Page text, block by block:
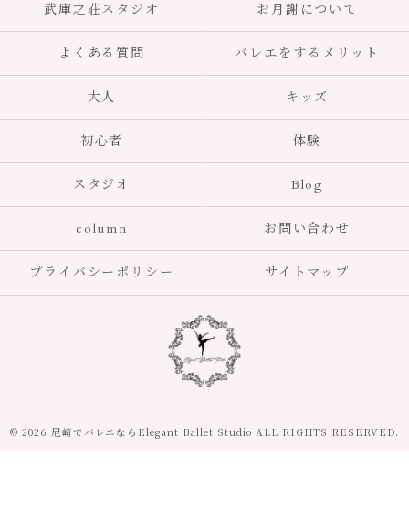
武庫之荘スタジオ お月謝について
よくある質問 バレエをするメリット
大人 キッズ
初心者 体験
スタジオ Blog
column お問い合わせ
プライバシーポリシー サイトマップ
© 2026 尼崎でバレエならElegant Ballet Studio ALL RIGHTS RESERVED.